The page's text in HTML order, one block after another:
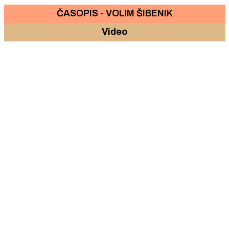
ČASOPIS - VOLIM ŠIBENIK
Video